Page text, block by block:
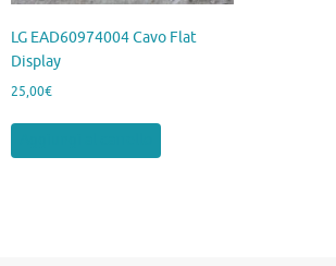
LG EAD60974004 Cavo Flat
Display
25,00€